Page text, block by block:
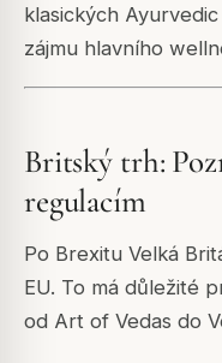
klasických
zájmu hlavního
Britský trh:
regulacím
Po Brexitu Velká
EU. To má důležité
od Art of Vedas do